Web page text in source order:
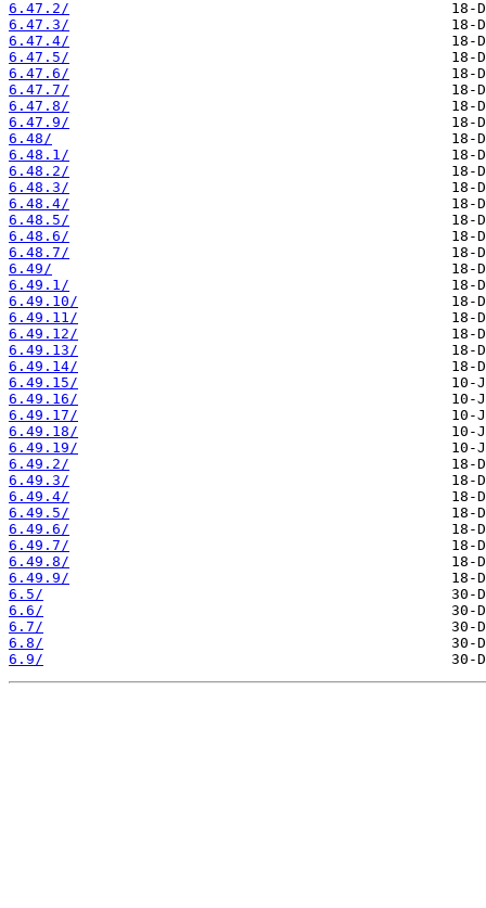
6.47.2/
6.47.3/
6.47.4/
6.47.5/
6.47.6/
6.47.7/
6.47.8/
6.47.9/
6.48/
6.48.1/
6.48.2/
6.48.3/
6.48.4/
6.48.5/
6.48.6/
6.48.7/
6.49/
6.49.1/
6.49.10/
6.49.11/
6.49.12/
6.49.13/
6.49.14/
6.49.15/
6.49.16/
6.49.17/
6.49.18/
6.49.19/
6.49.2/
6.49.3/
6.49.4/
6.49.5/
6.49.6/
6.49.7/
6.49.8/
6.49.9/
6.5/
6.6/
6.7/
6.8/
6.9/